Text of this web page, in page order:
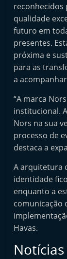
reconhecidos
qualidade
futuro em
presentes.
próxima e
para as
a
“A marca
institucional.
Nors na sua
processo de
destaca a
A arquitetura
identidade
enquanto a
comunicação
Havas.